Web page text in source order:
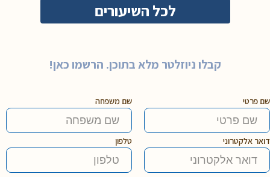
לכל השיעורים
קבלו ניוזלטר מלא בתוכן. הרשמו כאן!
שם פרטי שם משפחה
דואר אלקטרוני טלפון